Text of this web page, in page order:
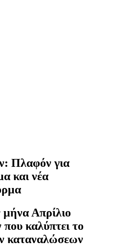
Πλαφόν για
και νέα
μήνα Απρίλιο
καλύπτει το
καταναλώσεων